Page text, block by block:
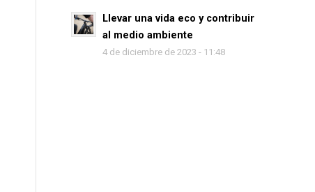
Llevar una vida eco y contribuir
al medio ambiente
4 de diciembre de 2023 - 11:48